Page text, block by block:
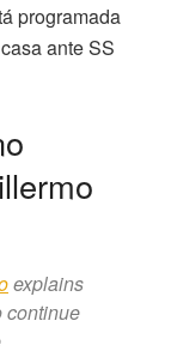
programada
ante SS
explains
continue